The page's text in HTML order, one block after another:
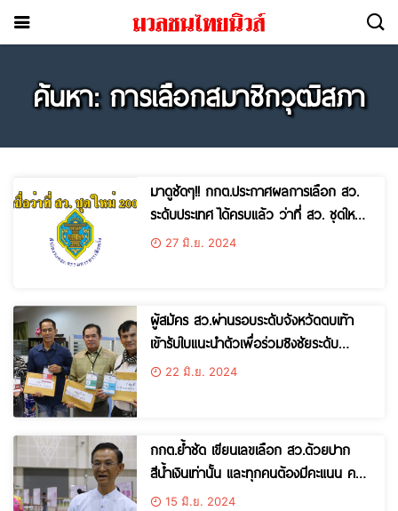
ค้นหา: การเลือกสมาชิกวุฒิสภา
มาดูชัดๆ!! กกต.ประกาศผลการเลือก สว.
ระดับประเทศ ได้ครบแล้ว ว่าที่ สว. ชุดใหม่
200 คน พร้อมบัญชีรายชื่อสำรองอีก 100
27 มิ.ย. 2024
ผู้สมัคร สว.ผ่านรอบระดับจังหวัดตบเท้า
เข้ารับใบแนะนำตัวเพื่อร่วมชิงชัยระดับ
ประเทศ ขณะที่ 9 เรื่องร้องเรียนเลือก
22 มิ.ย. 2024
กกต.ย้ำชัด เขียนเลขเลือก สว.ด้วยปาก
สีน้ำเงินเท่านั้น และทุกคนต้องมีคะแนน คาด
รู้ผลเลือก สว.ตัวแทนจังหวัด 20กลุ่มๆละ
15 มิ.ย. 2024